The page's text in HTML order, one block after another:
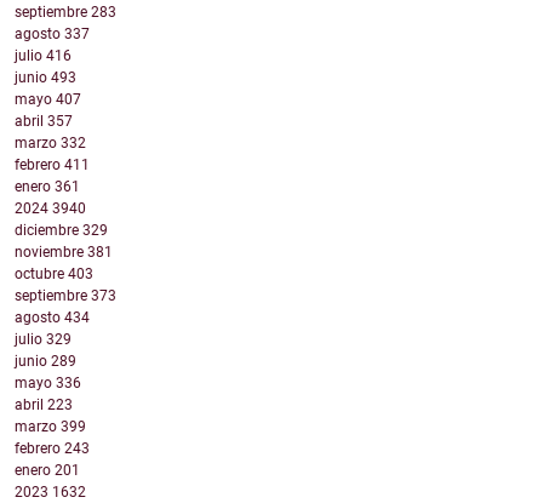
septiembre 283
agosto 337
julio 416
junio 493
mayo 407
abril 357
marzo 332
febrero 411
enero 361
2024 3940
diciembre 329
noviembre 381
octubre 403
septiembre 373
agosto 434
julio 329
junio 289
mayo 336
abril 223
marzo 399
febrero 243
enero 201
2023 1632